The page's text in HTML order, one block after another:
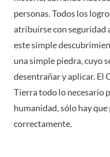
personas. Todos los
atribuirse con seguridad
este simple
una simple piedra, cuyo
desentrañar y aplicar. El
Tierra todo lo necesario
humanidad, sólo hay
correctamente.